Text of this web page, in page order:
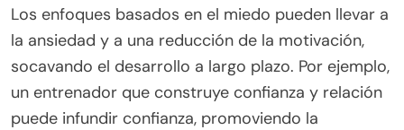
Los enfoques basados en el miedo pueden llevar a
la ansiedad y a una reducción de la motivación,
socavando el desarrollo a largo plazo. Por ejemplo,
un entrenador que construye confianza y relación
puede infundir confianza, promoviendo la